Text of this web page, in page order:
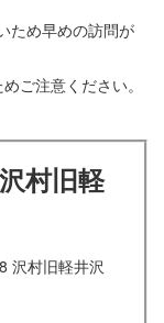
ため早めの訪問が
ご注意ください。
村旧軽
沢村旧軽井沢